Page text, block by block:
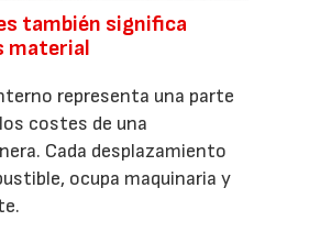
también significa
material
representa una parte
costes de una
Cada desplazamiento
ocupa maquinaria y